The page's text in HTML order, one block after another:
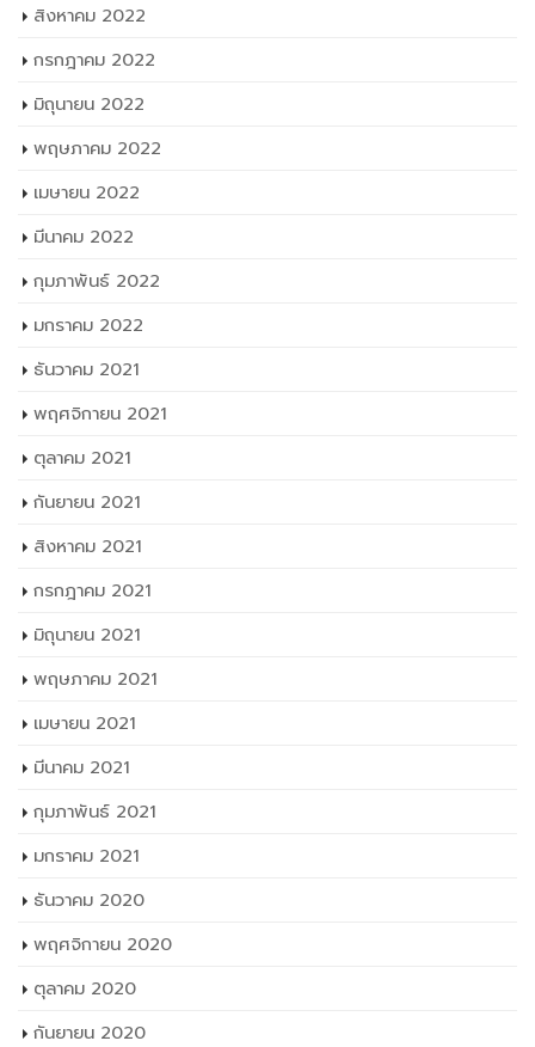
สิงหาคม 2022
กรกฎาคม 2022
มิถุนายน 2022
พฤษภาคม 2022
เมษายน 2022
มีนาคม 2022
กุมภาพันธ์ 2022
มกราคม 2022
ธันวาคม 2021
พฤศจิกายน 2021
ตุลาคม 2021
กันยายน 2021
สิงหาคม 2021
กรกฎาคม 2021
มิถุนายน 2021
พฤษภาคม 2021
เมษายน 2021
มีนาคม 2021
กุมภาพันธ์ 2021
มกราคม 2021
ธันวาคม 2020
พฤศจิกายน 2020
ตุลาคม 2020
กันยายน 2020